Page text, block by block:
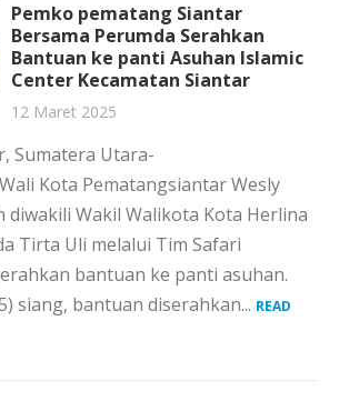
Pemko pematang Siantar
Bersama Perumda Serahkan
Bantuan ke panti Asuhan Islamic
Center Kecamatan Siantar
12 Maret 2025
Sumatera Utara-
Kota Pematangsiantar Wesly
diwakili Wakil Walikota Kota Herlina
Tirta Uli melalui Tim Safari
bantuan ke panti asuhan.
siang, bantuan diserahkan... READ